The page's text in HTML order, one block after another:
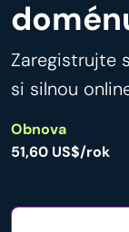
Zaregistrujte
si silnou
Obnova
51,60 US$/rok